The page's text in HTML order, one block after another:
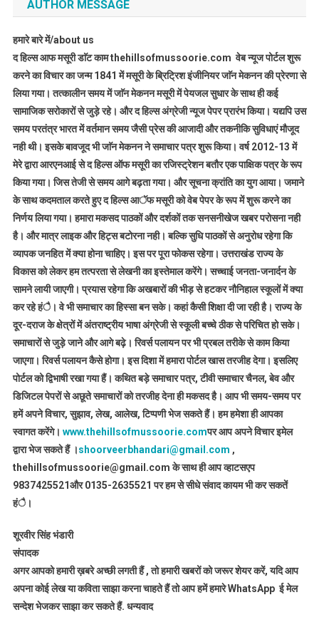
AUTHOR MESSAGE
हमारे बारे में/about us
द हिल्स आफ मसूरी डाॅट काम thehillsofmussoorie.com वेब न्यूज पोर्टल शुरू
करने का विचार का जन्म 1841 में मसूरी के ब्रिट्रिश इंजीनियर जाॅन मेकनन की प्रेरणा से
लिया गया। तत्कालीन समय में जाॅन मेकनन मसूरी में पेयजल सुधार के साथ ही कई
सामाजिक सरोकारों से जुड़े रहे। और द हिल्स अंग्रेजी न्यूज पेपर प्रारंभ किया। यद्यपि उस
समय परतंत्र भारत में वर्तमान समय जैसी प्रेस की आजादी और तकनीकि सुविधाएं मौजूद
नही थी। इसके बावजूद भी जाॅन मेकनन ने समाचार पत्र शुरू किया। वर्ष 2012-13 में
मेरे द्वारा आरएनआई से द हिल्स ऑफ मसूरी का रजिस्ट्रेशन बतौर एक पाक्षिक पत्र के रूप
किया गया। जिस तेजी से समय आगे बढ़ता गया। और सूचना क्रांति का युग आया। जमाने
के साथ कदमताल करते हुए द हिल्स आॅफ मसूरी को वेब पेपर के रूप में शुरू करने का
निर्णय लिया गया। हमारा मकसद पाठकों और दर्शकों तक सनसनीखेज खबर परोसना नही
है। और मात्र लाइक और हिट्स बटोरना नही। बल्कि सुधि पाठकों से अनुरोध रहेगा कि
व्यापक जनहित में क्या होना चाहिए। इस पर पूरा फोकस रहेगा। उत्तराखंड राज्य के
विकास को लेकर हम तत्परता से लेखनी का इस्तेमाल करेंगे। सच्चाई जनता-जनार्दन के
सामने लायी जाएगी। प्रयास रहेगा कि अखबारों की भीड़ से हटकर नौनिहाल स्कूलों में क्या
कर रहे हंै। वे भी समाचार का हिस्सा बन सके। कहां कैसी शिक्षा दी जा रही है। राज्य के
दूर-दराज के क्षेत्रों में अंतराष्ट्रीय भाषा अंग्रेजी से स्कूली बच्चे ठीक से परिचित हो सके।
समाचारों से जुड़े जाने और आगे बढ़े। रिवर्स पलायन पर भी प्रबल तरीके से काम किया
जाएगा। रिवर्स पलायन कैसे होगा। इस दिशा में हमारा पोर्टल खास तरजीह देगा। इसलिए
पोर्टल को द्विभाषी रखा गया हैं। कथित बड़े समाचार पत्र, टीवी समाचार चैनल, बेव और
डिजिटल पेपरों से अछूते समाचारों को तरजीह देना ही मकसद है। आप भी समय-समय पर
हमें अपने विचार, सुझाव, लेख, आलेख, टिप्पणी भेज सकते हैं। हम हमेशा ही आपका
स्वागत करेंगे। www.thehillsofmussoorie.comपर आप अपने विचार इमेल
द्वारा भेज सकते हैं ।shoorveerbhandari@gmail.com ,
thehillsofmussoorie@gmail.com के साथ ही आप व्हाटसएप
9837425521और 0135-2635521 पर हम से सीधे संवाद कायम भी कर सकतें
हंै।
शूरवीर सिंह भंडारी
संपादक
अगर आपको हमारी ख़बरे अच्छी लगती हैं , तो हमारी खबरों को जरूर शेयर करें, यदि आप
अपना कोई लेख या कविता साझा करना चाहते हैं तो आप हमें हमारे WhatsApp ई मेल
सन्देश भेजकर साझा कर सकते हैं. धन्यवाद